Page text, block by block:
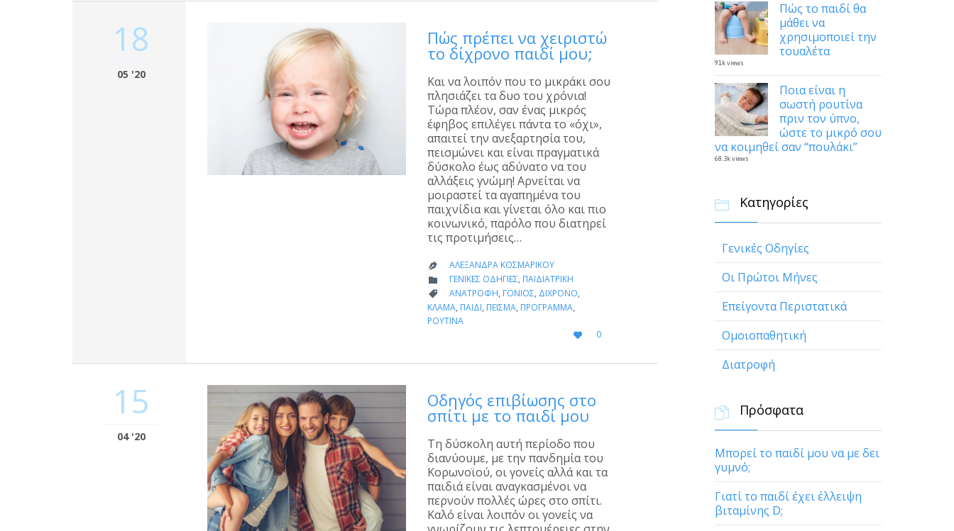
18
05 '20
Πώς πρέπει να χειριστώ
το δίχρονο παιδί μου;
Και να λοιπόν που το μικράκι σου
πλησιάζει τα δυο του χρόνια!
Τώρα πλέον, σαν ένας μικρός
έφηβος επιλέγει πάντα το «όχι»,
απαιτεί την ανεξαρτησία του,
πεισμώνει και είναι πραγματικά
δύσκολο έως αδύνατο να του
αλλάξεις γνώμη! Αρνείται να
μοιραστεί τα αγαπημένα του
παιχνίδια και γίνεται όλο και πιο
κοινωνικό, παρόλο που διατηρεί
τις προτιμήσεις…
 ΑΛΕΞΆΝΔΡΑ ΚΟΣΜΑΡΊΚΟΥ
 CATEGORY
ΓΕΝΙΚΈΣ ΟΔΗΓΊΕΣ, ΠΑΙΔΙΑΤΡΙΚΉ
 CATEGORY
ΑΝΑΤΡΟΦΉ, ΓΟΝΙΌΣ, ΔΊΧΡΟΝΟ,
ΚΛΆΜΑ, ΠΑΙΔΊ, ΠΕΊΣΜΑ, ΠΡΌΓΡΑΜΜΑ,
ΡΟΥΤΊΝΑ

LOVE
IT
0
15
04 '20
Οδηγός επιβίωσης στο
σπίτι με το παιδί μου
Τη δύσκολη αυτή περίοδο που
διανύουμε, με την πανδημία του
Κορωνοϊού, οι γονείς αλλά και τα
παιδιά είναι αναγκασμένοι να
περνούν πολλές ώρες στο σπίτι.
Καλό είναι λοιπόν οι γονείς να
Πώς το παιδί θα
μάθει να
χρησιμοποιεί την
τουαλέτα
91k views
Ποια είναι η
σωστή ρουτίνα
πριν τον ύπνο,
ώστε το μικρό σου
να κοιμηθεί σαν “πουλάκι”
68.3k views
 Κατηγορίες
Γενικές Οδηγίες
Οι Πρώτοι Μήνες
Επείγοντα Περιστατικά
Ομοιοπαθητική
Διατροφή
 Πρόσφατα
Μπορεί το παιδί μου να με δει
γυμνό;
Γιατί το παιδί έχει έλλειψη
βιταμίνης D;